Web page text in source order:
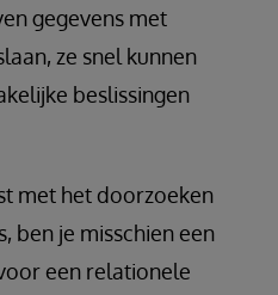
gegevens met
ze snel kunnen
beslissingen
met het doorzoeken
ben je misschien een
een relationele